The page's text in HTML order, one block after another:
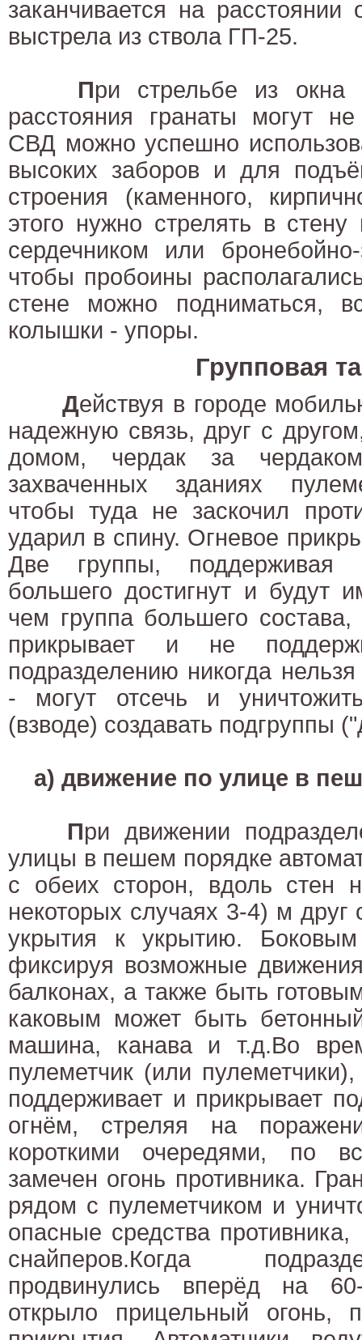
заканчивается на
выстрела из ствола ГП-25.
При стрельбе из
расстояния гранаты могут не
СВД можно успешно
высоких заборов и для
строения (каменного,
этого нужно стрелять в
сердечником или
чтобы пробоины
стене можно подниматься,
колышки - упоры.
Групповая
Действуя в городе
надежную связь, друг с
домом, чердак за
захваченных зданиях
чтобы туда не заскочил
ударил в спину. Огневое
Две группы, поддерживая
большего достигнут и будут
чем группа большего
прикрывает и не
подразделению никогда
- могут отсечь и
(взводе) создавать подгруппы
а) движение по улице в
При движении
улицы в пешем порядке
с обеих сторон, вдоль стен
некоторых случаях 3-4) м друг
укрытия к укрытию.
фиксируя возможные
балконах, а также быть
каковым может быть
машина, канава и т.д.Во
пулеметчик (или
поддерживает и прикрывает
огнём, стреляя на
короткими очередями, по
замечен огонь противника.
рядом с пулеметчиком и
опасные средства
снайперов.Когда
продвинулись вперёд на
открыло прицельный огонь,